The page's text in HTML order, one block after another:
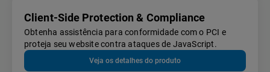
Client-Side Protection & Compliance
Obtenha assistência para conformidade com o PCI e
proteja seu website contra ataques de JavaScript.
Veja os detalhes do produto